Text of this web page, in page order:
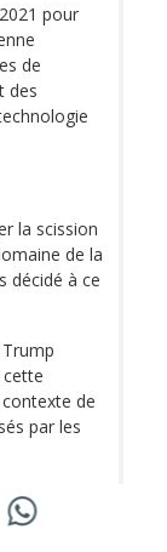
pour
de
des
la scission
de la
décidé à ce
de
par les